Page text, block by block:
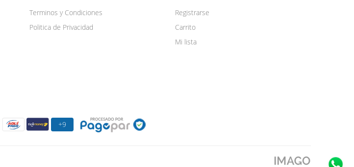
Terminos y Condiciones
Politica de Privacidad
Registrarse
Carrito
Mi lista